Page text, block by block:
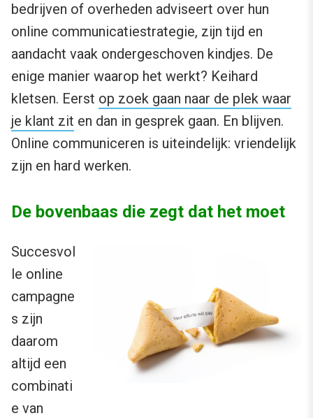
bedrijven of overheden adviseert over hun
online communicatiestrategie, zijn tijd en
aandacht vaak ondergeschoven kindjes. De
enige manier waarop het werkt? Keihard
kletsen. Eerst op zoek gaan naar de plek waar
je klant zit en dan in gesprek gaan. En blijven.
Online communiceren is uiteindelijk: vriendelijk
zijn en hard werken.
De bovenbaas die zegt dat het moet
Succesvol
le online
campagne
s zijn
daarom
altijd een
combinati
e van